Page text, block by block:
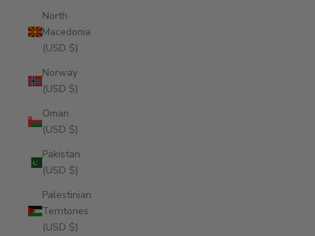
North
Macedonia
(USD $)
Norway
(USD $)
Oman
(USD $)
Pakistan
(USD $)
Palestinian
Territories
(USD $)